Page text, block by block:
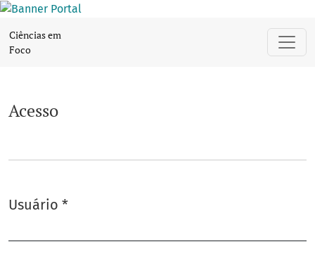
Acesso
Ciências em
Foco
Acesso
Usuário *